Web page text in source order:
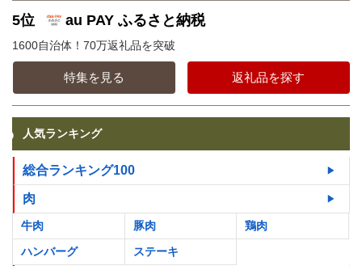
5位 au PAY ふるさと納税
1600自治体！70万返礼品を突破
特集を見る 返礼品を探す
人気ランキング
総合ランキング100
肉
牛肉 豚肉
鶏肉
ハンバーグ
ステーキ